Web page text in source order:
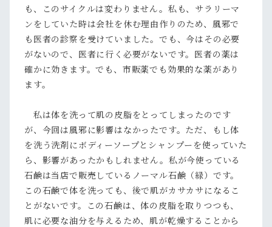
も、このサイクルは変わりません。私も、サラリーマ
ンをしていた時は会社を休む理由作りのため、風邪で
も医者の診察を受けていました。でも、今はその必要
がないので、医者に行く必要がないです。医者の薬は
確かに効きます。でも、市販薬でも効果的な薬があり
ます。
私は体を洗って肌の皮脂をとってしまったのです
が、今回は風邪に影響はなかったです。ただ、もし体
を洗う洗剤にボディーソープとシャンプーを使っていた
ら、影響があったかもしれません。私が今使っている
石鹸は当店で販売しているノーマル石鹸（緑）です。
この石鹸で体を洗っても、後で肌がカサカサになるこ
とがないです。この石鹸は、体の皮脂を取りつつも、
肌に必要な油分を与えるため、肌が乾燥することから